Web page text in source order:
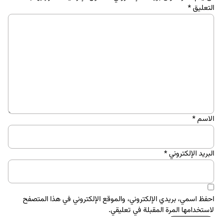
التعليق*
الاسم*
البريد الإلكتروني*
احفظ اسمي، بريدي الإلكتروني، والموقع الإلكتروني في هذا المتصفح
لاستخدامها المرة المقبلة في تعليقي.